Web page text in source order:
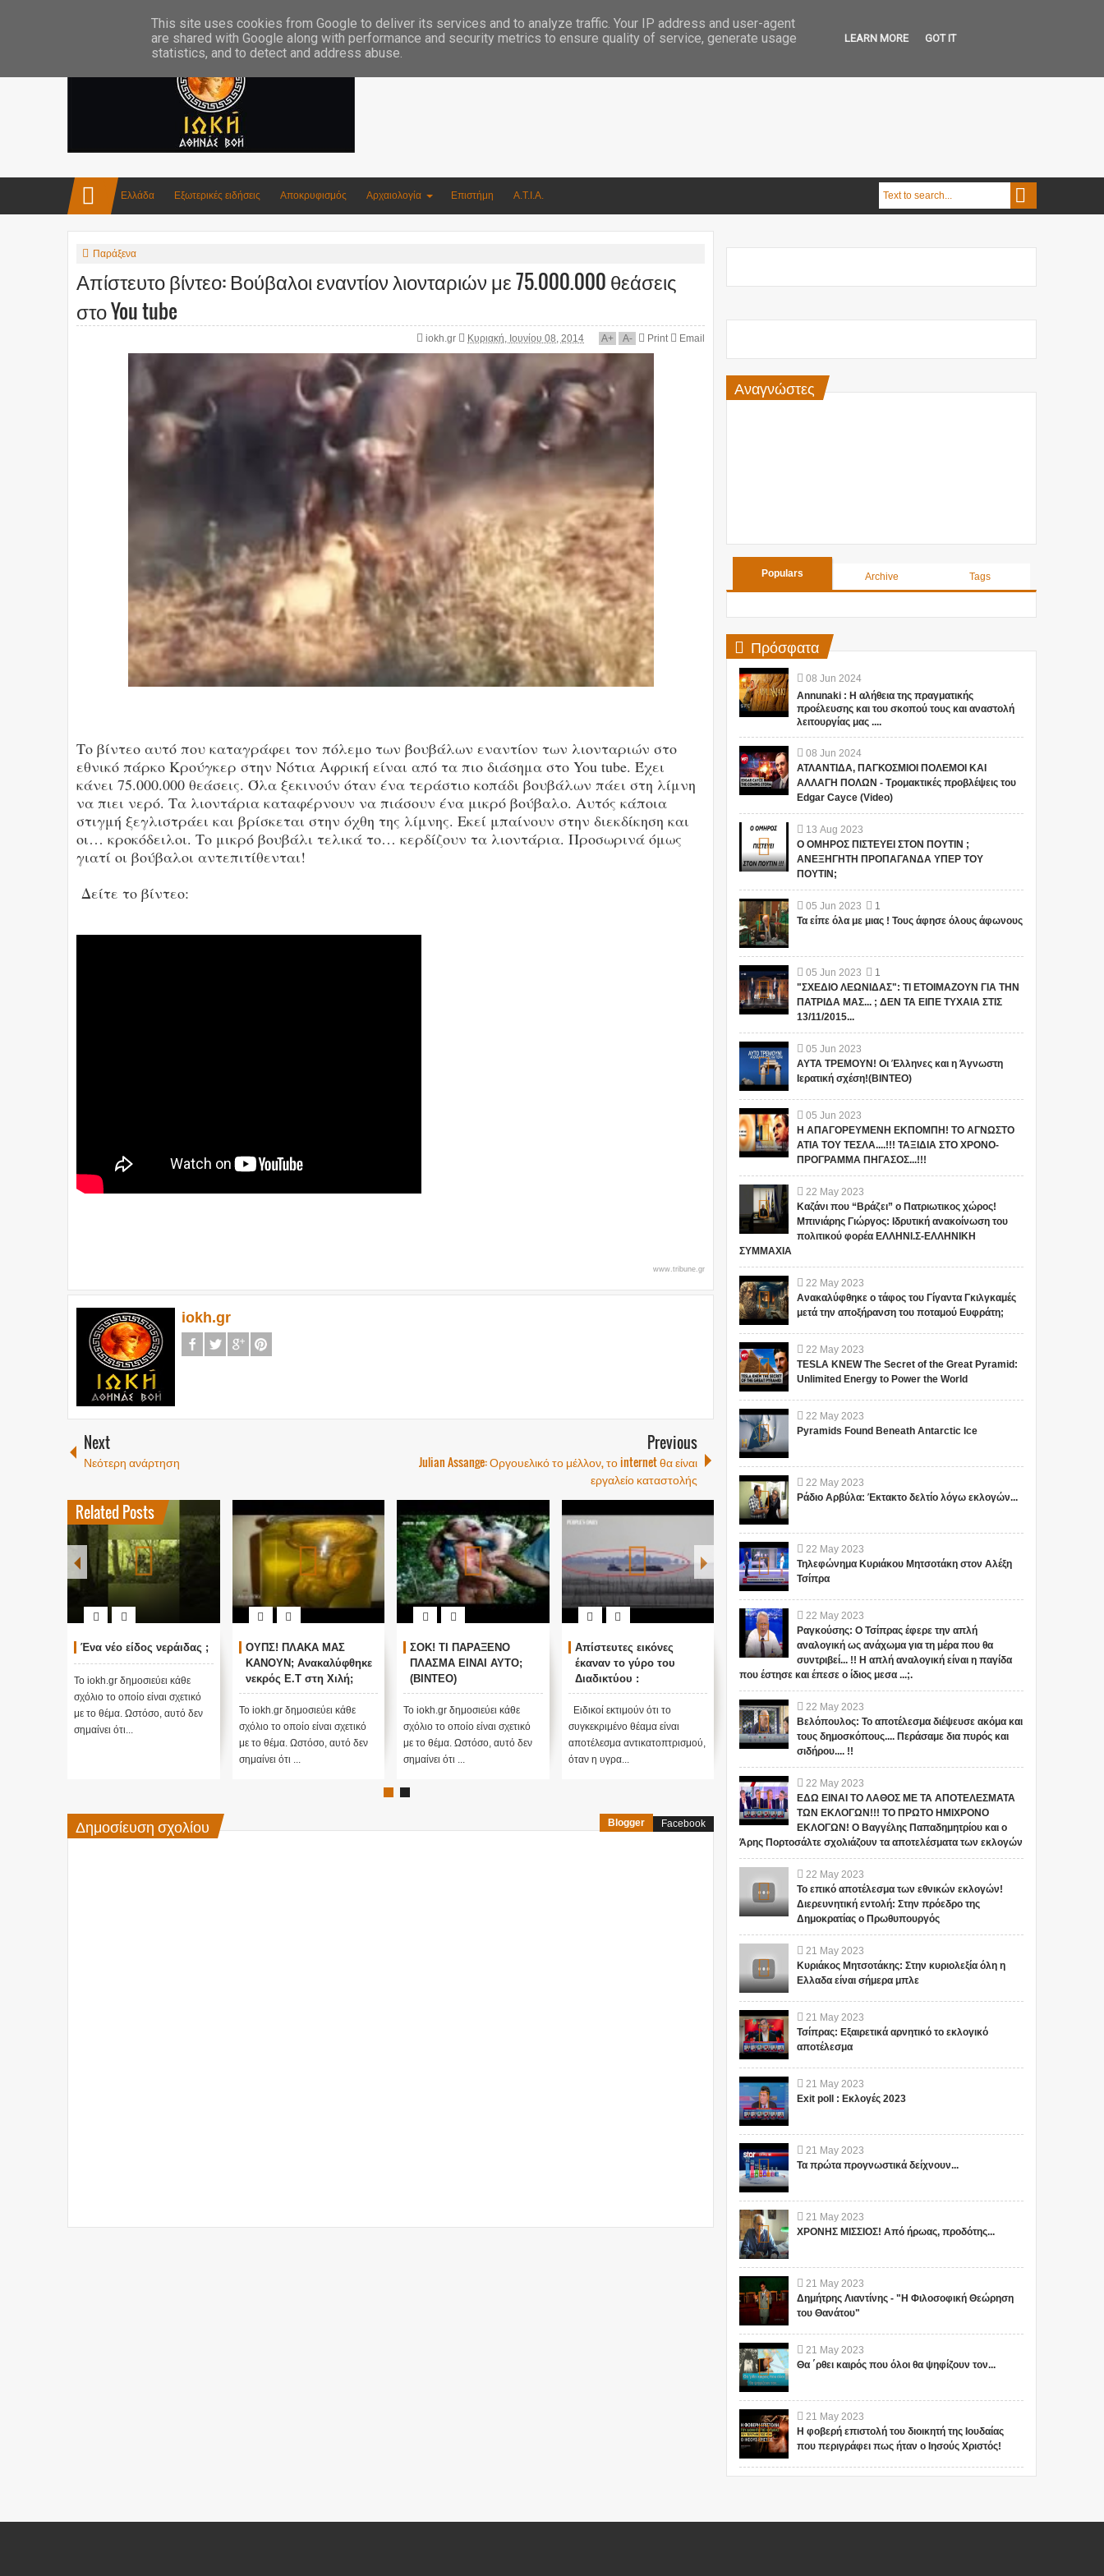
Ελλάδα Εξωτερικές ειδήσεις Αποκρυφισμός Αρχαιολογία Επιστήμη Α.Τ.Ι.Α.
Παράξενα
Απίστευτο βίντεο: Βούβαλοι εναντίον λιονταριών με 75.000.000 θεάσεις
στο You tube
iokh.gr Κυριακή, Ιουνίου 08, 2014 A+ A- Print Email
Το βίντεο αυτό που καταγράφει τον πόλεμο των βουβάλων εναντίον των λιονταριών στο
εθνικό πάρκο Κρούγκερ στην Νότια Αφρική είναι από τα πιο διάσημα στο You tube. Έχει
κάνει 75.000.000 θεάσεις. Όλα ξεκινούν όταν ένα τεράστιο κοπάδι βουβάλων πάει στη λίμνη
να πιει νερό. Τα λιοντάρια καταφέρνουν να πιάσουν ένα μικρό βούβαλο. Αυτός κάποια
στιγμή ξεγλιστράει και βρίσκεται στην όχθη της λίμνης. Εκεί μπαίνουν στην διεκδίκηση και
οι… κροκόδειλοι. Το μικρό βουβάλι τελικά το… κερδίζουν τα λιοντάρια. Προσωρινά όμως
γιατί οι βούβαλοι αντεπιτίθενται!
Δείτε το βίντεο:
www.tribune.gr
iokh.gr
Next
Νεότερη ανάρτηση
Previous
Julian Assange: Οργουελικό το μέλλον, το internet θα είναι
εργαλείο καταστολής
Related Posts
Ένα νέο είδος νεράιδας ;
Το iokh.gr δημοσιεύει κάθε
σχόλιο το οποίο είναι σχετικό
με το θέμα. Ωστόσο, αυτό δεν
σημαίνει ότι...
ΟΥΠΣ! ΠΛΑΚΑ ΜΑΣ
ΚΑΝΟΥΝ; Ανακαλύφθηκε
νεκρός E.T στη Χιλή;
(Βίντεο)
Το iokh.gr δημοσιεύει κάθε
σχόλιο το οποίο είναι σχετικό
με το θέμα. Ωστόσο, αυτό δεν
σημαίνει ότι ...
ΣΟΚ! ΤΙ ΠΑΡΑΞΕΝΟ
ΠΛΑΣΜΑ ΕΙΝΑΙ ΑΥΤΟ;
(ΒΙΝΤΕΟ)
Το iokh.gr δημοσιεύει κάθε
σχόλιο το οποίο είναι σχετικό
με το θέμα. Ωστόσο, αυτό δεν
σημαίνει ότι ...
Απίστευτες εικόνες
έκαναν το γύρο του
Διαδικτύου :
Εμφανίστηκε πόλη
φάντασμα σε κινεζική
λίμνη στην ανατολική
Κίνα [βίντεο]
Ειδικοί εκτιμούν ότι το
συγκεκριμένο θέαμα είναι
αποτέλεσμα αντικατοπτρισμού,
όταν η υγρα...
ΒΙΝΤΕΟ: Παράξενες
φιγούρες στα σύννεφα!
window.sc_adv_out || []).push({
id : "138032", domain : "n...
Μυστήριο στο Las
Monjitas: Δύο κορίτσια
«απήχθησαν» στο βάθος
της θάλασσας από δύο
(video)
από δύο πλάσματα και
μεταφέρθηκαν στο βυθό της
Δημοσίευση σχολίου Blogger Facebook
Αναγνώστες
Populars Archive Tags
Πρόσφατα
08 Jun 2024
Annunaki : Η αλήθεια της πραγματικής
προέλευσης και του σκοπού τους και αναστολή
λειτουργίας μας ....
08 Jun 2024
ΑΤΛΑΝΤΙΔΑ, ΠΑΓΚΟΣΜΙΟΙ ΠΟΛΕΜΟΙ ΚΑΙ
ΑΛΛΑΓΗ ΠΟΛΩΝ - Τρομακτικές προβλέψεις του
Edgar Cayce (Video)
13 Aug 2023
Ο ΟΜΗΡΟΣ ΠΙΣΤΕΥΕΙ ΣΤΟΝ ΠΟΥΤΙΝ ;
ΑΝΕΞΗΓΗΤΗ ΠΡΟΠΑΓΑΝΔΑ ΥΠΕΡ ΤΟΥ
ΠΟΥΤΙΝ;
05 Jun 2023
1
Τα είπε όλα με μιας ! Τους άφησε όλους άφωνους
05 Jun 2023
1
"ΣΧΕΔΙΟ ΛΕΩΝΙΔΑΣ": ΤΙ ΕΤΟΙΜΑΖΟΥΝ ΓΙΑ ΤΗΝ
ΠΑΤΡΙΔΑ ΜΑΣ... ; ΔΕΝ ΤΑ ΕΙΠΕ ΤΥΧΑΙΑ ΣΤΙΣ
13/11/2015...
05 Jun 2023
ΑΥΤΑ ΤΡΕΜΟΥΝ! Οι Έλληνες και η Άγνωστη
Ιερατική σχέση!(ΒΙΝΤΕΟ)
05 Jun 2023
Η ΑΠΑΓΟΡΕΥΜΕΝΗ ΕΚΠΟΜΠΗ! ΤΟ ΑΓΝΩΣΤΟ
ΑΤΙΑ ΤΟΥ ΤΕΣΛΑ....!!! ΤΑΞΙΔΙΑ ΣΤΟ ΧΡΟΝΟ-
ΠΡΟΓΡΑΜΜΑ ΠΗΓΑΣΟΣ...!!!
22 May 2023
Καζάνι που “Βράζει” ο Πατριωτικος χώρος!
Μπινιάρης Γιώργος: Ιδρυτική ανακοίνωση του
πολιτικού φορέα ΕΛΛΗΝΙ.Σ-ΕΛΛΗΝΙΚΗ
ΣΥΜΜΑΧΙΑ
22 May 2023
Ανακαλύφθηκε ο τάφος του Γίγαντα Γκιλγκαμές
μετά την αποξήρανση του ποταμού Ευφράτη;
22 May 2023
TESLA KNEW The Secret of the Great Pyramid:
Unlimited Energy to Power the World
22 May 2023
Pyramids Found Beneath Antarctic Ice
22 May 2023
Ράδιο Αρβύλα: Έκτακτο δελτίο λόγω εκλογών...
22 May 2023
Τηλεφώνημα Κυριάκου Μητσοτάκη στον Αλέξη
Τσίπρα
22 May 2023
Ραγκούσης: Ο Τσίπρας έφερε την απλή
αναλογική ως ανάχωμα για τη μέρα που θα
συντριβεί... !! Η απλή αναλογική είναι η παγίδα
που έστησε και έπεσε ο ίδιος μεσα ...;.
22 May 2023
Βελόπουλος: Το αποτέλεσμα διέψευσε ακόμα και
τους δημοσκόπους.... Περάσαμε δια πυρός και
σιδήρου.... !!
22 May 2023
ΕΔΩ ΕΙΝΑΙ ΤΟ ΛΑΘΟΣ ΜΕ ΤΑ ΑΠΟΤΕΛΕΣΜΑΤΑ
ΤΩΝ ΕΚΛΟΓΩΝ!!! ΤΟ ΠΡΩΤΟ ΗΜΙΧΡΟΝΟ
ΕΚΛΟΓΩΝ! Ο Βαγγέλης Παπαδημητρίου και ο
Άρης Πορτοσάλτε σχολιάζουν τα αποτελέσματα των εκλογών
22 May 2023
Το επικό αποτέλεσμα των εθνικών εκλογών!
Διερευνητική εντολή: Στην πρόεδρο της
Δημοκρατίας ο Πρωθυπουργός
21 May 2023
Κυριάκος Μητσοτάκης: Στην κυριολεξία όλη η
Ελλαδα είναι σήμερα μπλε
21 May 2023
Τσίπρας: Εξαιρετικά αρνητικό το εκλογικό
αποτέλεσμα
21 May 2023
Exit poll : Εκλογές 2023
21 May 2023
Τα πρώτα προγνωστικά δείχνουν...
21 May 2023
ΧΡΟΝΗΣ ΜΙΣΣΙΟΣ! Από ήρωας, προδότης...
21 May 2023
Δημήτρης Λιαντίνης - "Η Φιλοσοφική Θεώρηση
του Θανάτου"
21 May 2023
Θα ΄ρθει καιρός που όλοι θα ψηφίζουν τον...
21 May 2023
Η φοβερή επιστολή του διοικητή της Ιουδαίας
που περιγράφει πως ήταν ο Ιησούς Χριστός!
This site uses cookies from Google to deliver its services and to analyze traffic. Your IP address and user-agent
are shared with Google along with performance and security metrics to ensure quality of service, generate usage
statistics, and to detect and address abuse.
LEARN MORE GOT IT